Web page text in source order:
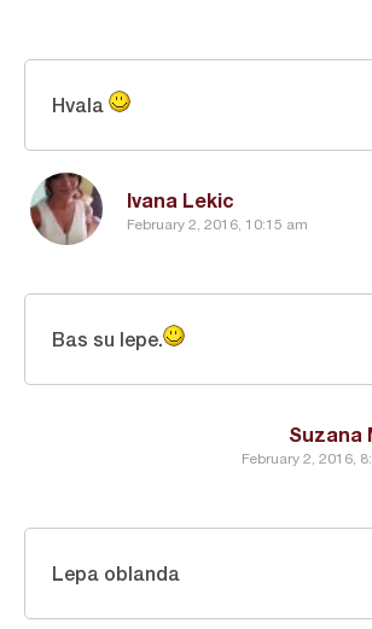
Ivana Lekic
February 2, 2016, 10:15 am
Hvala
Suzana
February 2, 2016,
Bas su lepe.
Lepa oblanda